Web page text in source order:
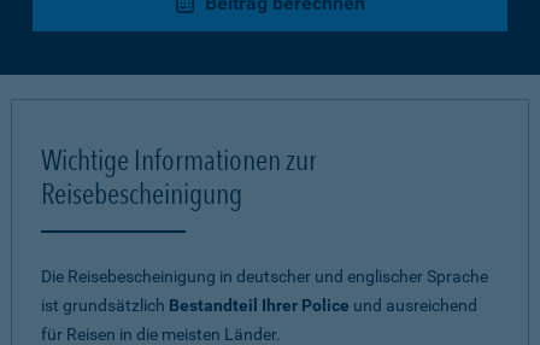
Wichtige Informationen zur
Reisebescheinigung
Die Reisebescheinigung in deutscher und englischer Sprache
ist grundsätzlich Bestandteil Ihrer Police und ausreichend
für Reisen in die meisten Länder.